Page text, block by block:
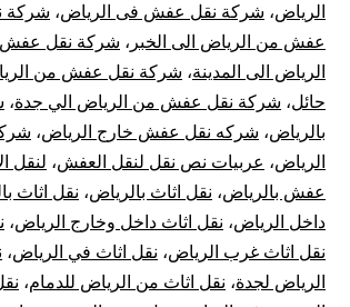
الرياض، شركة نقل عفش فى الرياض، شركة
عفش من الرياض الى الخبر ، شركة نقل عفش
الرياض الى المدينة، شركة نقل عفش من
حائل، شركة نقل عفش من الرياض الي جدة،
بالرياض، شركه نقل عفش خارج الرياض،
الرياض، عربيات نص نقل لنقل العفش، لنقل
عفش بالرياض، نقل اثاث بالرياض، نقل اثاث
داخل الرياض، نقل اثاث داخل وخارج الرياض،
نقل اثاث غرب الرياض، نقل اثاث في الرياض،
الرياض لجدة، نقل اثاث من الرياض للدمام،